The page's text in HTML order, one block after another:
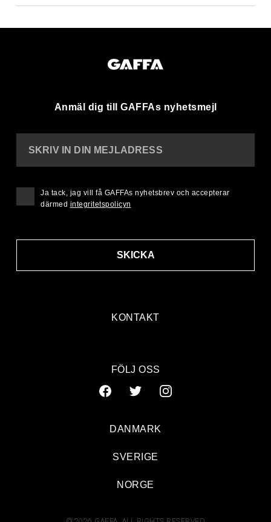
Anmäl dig till GAFFAs nyhetsmejl
KONTAKT
SKRIV IN DIN MEJLADRESS
SKICKA
Ja tack, jag vill få GAFFAs nyhetsbrev och accepterar
därmed integritetspolicyn
FÖLJ OSS
DANMARK
SVERIGE
NORGE